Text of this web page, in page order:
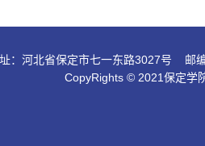
：河北省保定市七一东路3027号
CopyRights © 2021保定学